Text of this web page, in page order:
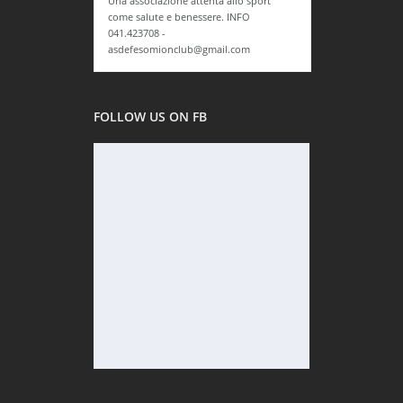
come salute e benessere. INFO
041.423708 -
asdefesomionclub@gmail.com
FOLLOW US ON FB